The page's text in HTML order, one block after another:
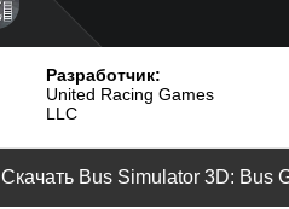
Разработчик:
United Racing Games
LLC
Скачать Bus Simulator 3D: Bus